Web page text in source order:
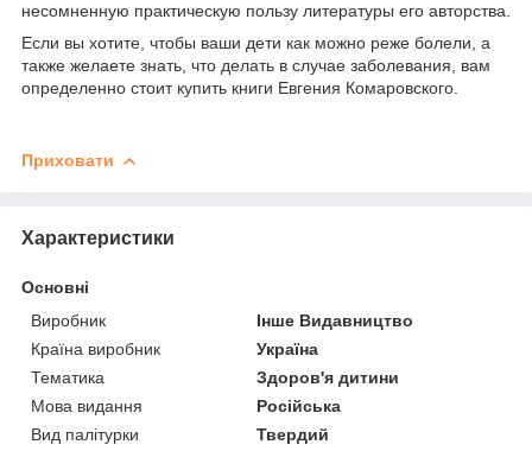
несомненную практическую пользу литературы его авторства.
Если вы хотите, чтобы ваши дети как можно реже болели, а
также желаете знать, что делать в случае заболевания, вам
определенно стоит купить книги Евгения Комаровского.
Приховати
Характеристики
Основні
Виробник
Інше Видавництво
Країна виробник
Україна
Тематика
Здоров'я дитини
Мова видання
Російська
Вид палітурки
Твердий